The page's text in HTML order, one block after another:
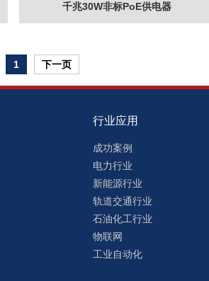
千兆30W非标PoE供电器
1 下一页
行业应用
成功案例
电力行业
新能源行业
轨道交通行业
石油化工行业
物联网
工业自动化